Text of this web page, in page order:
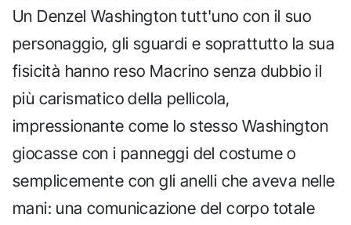
Un Denzel Washington tutt'uno con il suo
personaggio, gli sguardi e soprattutto la sua
fisicità hanno reso Macrino senza dubbio il
più carismatico della pellicola,
impressionante come lo stesso Washington
giocasse con i panneggi del costume o
semplicemente con gli anelli che aveva nelle
mani: una comunicazione del corpo totale